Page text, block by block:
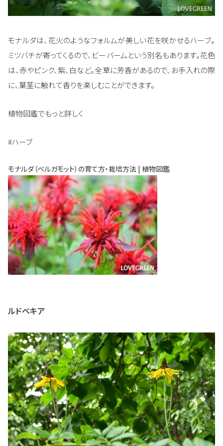
モナルダは、花火のようなフォルムが美しい花を咲かせるハーブ。
ミツバチが寄ってくるので、ビーバームという別名もあります。花色
は、赤やピンク、紫、白など。全草に芳香があるので、お手入れの際
に、葉茎に触れて香りを楽しむことができます。
植物図鑑でもっと詳しく
#ハーブ
モナルダ（ベルガモット）の育て方・栽培方法 | 植物図鑑
ルドベキア